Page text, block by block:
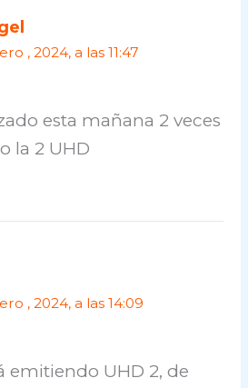
, 2024, a las 11:47
esta mañana 2 veces
la 2 UHD
, 2024, a las 14:09
emitiendo UHD 2, de